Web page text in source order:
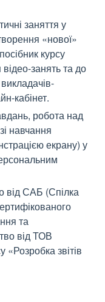
заняття у
«нової»
курсу
занять та до
кабінет.
робота над
навчання
екрану) у
від САБ (Спілка
та
від ТОВ
звітів